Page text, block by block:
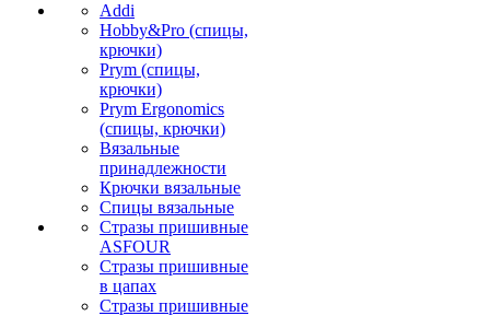
Addi
Hobby&Pro (спицы,
крючки)
Prym (спицы,
крючки)
Prym Ergonomics
(спицы, крючки)
Вязальные
принадлежности
Крючки вязальные
Спицы вязальные
Стразы пришивные
ASFOUR
Стразы пришивные
в цапах
Стразы пришивные